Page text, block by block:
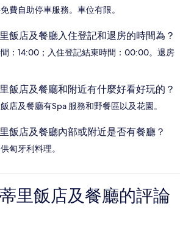
費自助停車服務。車位有限。
飯店及餐廳入住登記和退房的時間為？
：14:00；入住登記結束時間：00:00。退房
飯店及餐廳和附近有什麼好看好玩的？
店及餐廳有Spa 服務和野餐區以及花園。
飯店及餐廳內部或附近是否有餐廳？
匈牙利料理。
里飯店及餐廳的評論